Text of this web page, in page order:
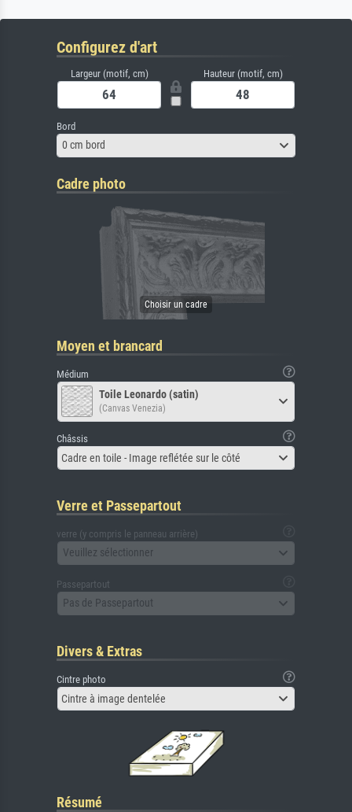
Configurez d'art
Largeur (motif, cm) Hauteur (motif, cm)
Bord
0 cm bord
Cadre photo
Moyen et brancard
Médium
Toile Leonardo (satin)
(Canvas Venezia)
Châssis
Cadre en toile - Image reflétée sur le côté
Verre et Passepartout
verre (y compris le panneau arrière)
Veuillez sélectionner
Passepartout
Pas de Passepartout
Divers & Extras
Cintre photo
Cintre à image dentelée
Résumé